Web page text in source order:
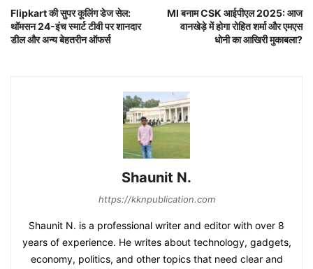
Flipkart की सुपर कूलिंग डेज सेल:
थॉमसन 24-इंच स्मार्ट टीवी पर शानदार
डील और अन्य बेहतरीन ऑफर्स
MI बनाम CSK आईपीएल 2025: आज
वानखेड़े में होगा रोहित शर्मा और एमएस
धोनी का आखिरी मुकाबला?
Shaunit N.
https://kknpublication.com
Shaunit N. is a professional writer and editor with over 8
years of experience. He writes about technology, gadgets,
economy, politics, and other topics that need clear and